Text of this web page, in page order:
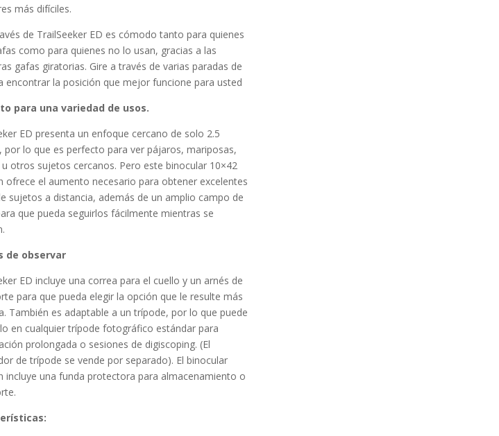
más difíciles.
de TrailSeeker ED es cómodo tanto para quienes
como para quienes no lo usan, gracias a las
gafas giratorias. Gire a través de varias paradas de
encontrar la posición que mejor funcione para usted
para una variedad de usos.
ED presenta un enfoque cercano de solo 2.5
por lo que es perfecto para ver pájaros, mariposas,
otros sujetos cercanos. Pero este binocular 10×42
ofrece el aumento necesario para obtener excelentes
sujetos a distancia, además de un amplio campo de
que pueda seguirlos fácilmente mientras se
de observar
ED incluye una correa para el cuello y un arnés de
para que pueda elegir la opción que le resulte más
También es adaptable a un trípode, por lo que puede
en cualquier trípode fotográfico estándar para
prolongada o sesiones de digiscoping. (El
de trípode se vende por separado). El binocular
incluye una funda protectora para almacenamiento o